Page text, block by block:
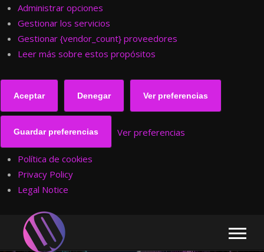
Administrar opciones
Gestionar los servicios
Gestionar {vendor_count} proveedores
Leer más sobre estos propósitos
Aceptar Denegar Ver preferencias
Guardar preferencias Ver preferencias
Política de cookies
Privacy Policy
Legal Notice